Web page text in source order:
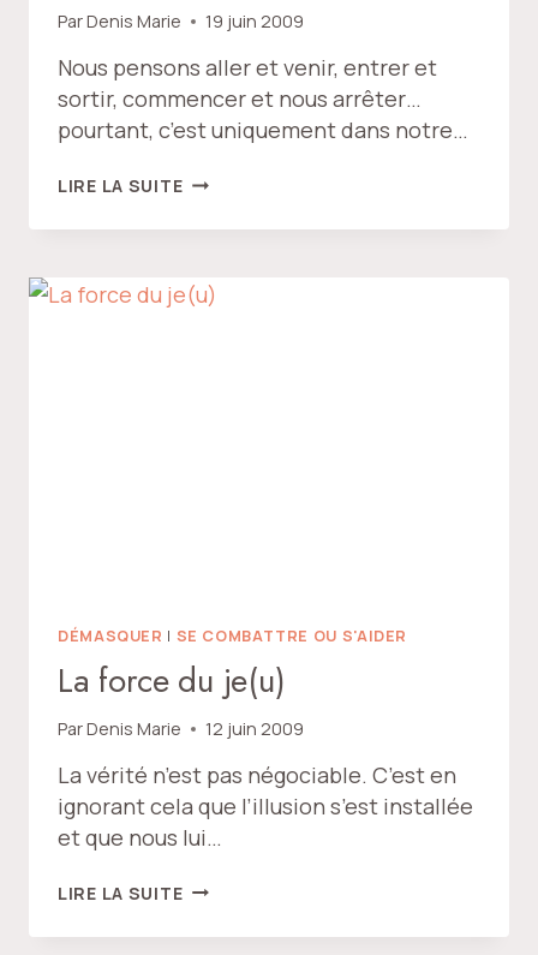
ParDenis Marie 19 juin 2009
Nous pensons aller et venir, entrer et
sortir, commencer et nous arrêter…
pourtant, c’est uniquement dans notre…
LIRE LA SUITELES
SYMBOLIQUES
DÉMASQUER | SE COMBATTRE OU S'AIDER
La force du je(u)
ParDenis Marie 12 juin 2009
La vérité n’est pas négociable. C’est en
ignorant cela que l’illusion s’est installée
et que nous lui…
LIRE LA SUITELA
DU